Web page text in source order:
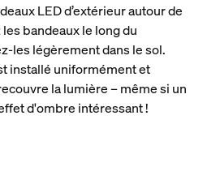
LED d’extérieur autour de
bandeaux le long du
les légèrement dans le sol.
installé uniformément et
la lumière – même si un
d'ombre intéressant !